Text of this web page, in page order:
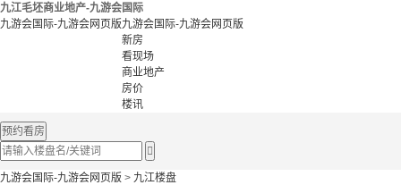
九江毛坯商业地产-九游会国际
九游会国际-九游会网页版九游会国际-九游会网页版
新房
看现场
商业地产
房价
楼讯
预约看房

九游会国际-九游会网页版 > 九江楼盘